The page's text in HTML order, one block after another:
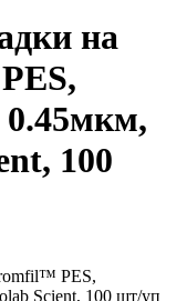
на
0.45мкм,
100